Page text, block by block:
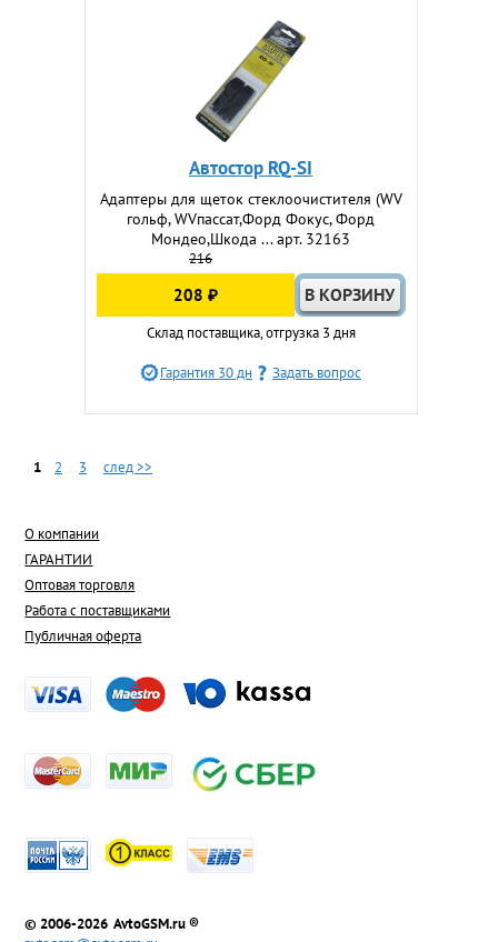
Автостор RQ-SI
Адаптеры для щеток стеклоочистителя (WV
гольф, WVпассат,Форд Фокус, Форд
Мондео,Шкода ... арт. 32163
216
208 ₽
Склад поставщика, отгрузка 3 дня
Гарантия 30 дн Задать вопрос
1 2 3 след >>
О компании
ГАРАНТИИ
Оптовая торговля
Работа с поставщиками
Публичная оферта
© 2006-2026 AvtoGSM.ru ®